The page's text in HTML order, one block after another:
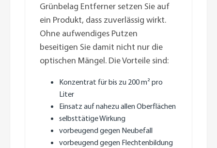
Grünbelag Entferner setzen Sie auf
ein Produkt, dass zuverlässig wirkt.
Ohne aufwendiges Putzen
beseitigen Sie damit nicht nur die
optischen Mängel. Die Vorteile sind:
Konzentrat für bis zu 200 m² pro
Liter
Einsatz auf nahezu allen Oberflächen
selbsttätige Wirkung
vorbeugend gegen Neubefall
vorbeugend gegen Flechtenbildung